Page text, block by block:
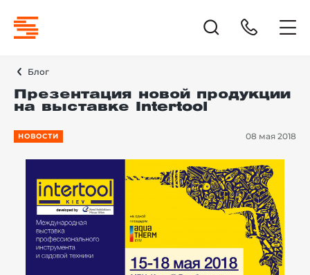
Блог
Презентация новой продукции
на выставке Intertool
НОВОСТИ 08 мая 2018